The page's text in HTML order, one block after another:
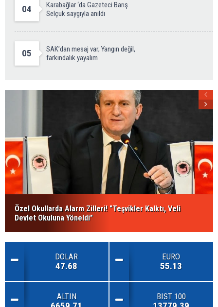
04
Karabağlar ‘da Gazeteci Barış
Selçuk saygıyla anıldı
05
SAK’dan mesaj var; Yangın değil,
farkındalık yayalım
Özel Okullarda Alarm Zilleri! "Teşvikler Kalktı, Veli
Devlet Okuluna Yöneldi"
DOLAR
47.68
EURO
55.13
ALTIN BIST 100